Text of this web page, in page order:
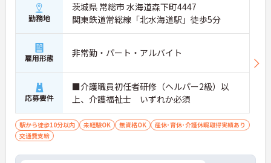
勤務地
茨城県 常総市 水海道森下町4447
関東鉄道常総線「北水海道駅」徒歩5分
雇用形態 非常勤・パート・アルバイト
応募要件
■介護職員初任者研修（ヘルパー2級）以
上、介護福祉士 いずれか必須
駅から徒歩10分以内 未経験OK 無資格OK
産休･育休･介護休暇取得実績あり
交通費支給